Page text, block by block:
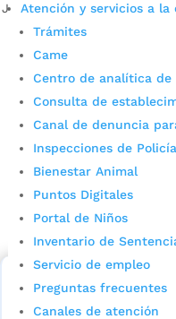
Atención y servicios a la
Trámites
Came
Centro de analítica de
Consulta de
Canal de denuncia
Inspecciones de Policía
Bienestar Animal
Puntos Digitales
Portal de Niños
Inventario de
Servicio de empleo
Preguntas frecuentes
Canales de atención
Juventud y Kennedy, […]
Cupos Escolares
Consulta aqui los
cupo escolar en los
Alcaldía de